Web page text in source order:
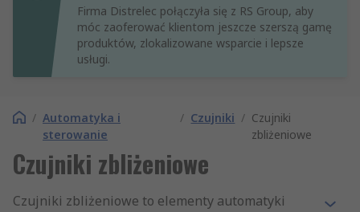
Firma Distrelec połączyła się z RS Group, aby
móc zaoferować klientom jeszcze szerszą gamę
produktów, zlokalizowane wsparcie i lepsze
usługi.
/ Automatyka i
sterowanie
/ Czujniki / Czujniki
zbliżeniowe
Czujniki zbliżeniowe
Czujniki zbliżeniowe to elementy automatyki